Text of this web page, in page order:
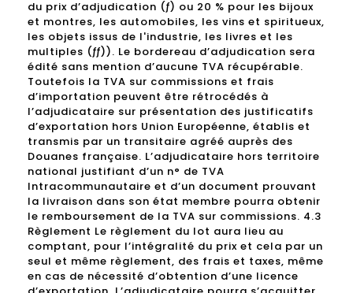
du prix d’adjudication (ƒ) ou 20 % pour les bijoux
et montres, les automobiles, les vins et spiritueux,
les objets issus de l'industrie, les livres et les
multiples (ƒƒ)). Le bordereau d’adjudication sera
édité sans mention d’aucune TVA récupérable.
Toutefois la TVA sur commissions et frais
d’importation peuvent être rétrocédés à
l’adjudicataire sur présentation des justificatifs
d’exportation hors Union Européenne, établis et
transmis par un transitaire agréé auprès des
Douanes française. L’adjudicataire hors territoire
national justifiant d’un n° de TVA
Intracommunautaire et d’un document prouvant
la livraison dans son état membre pourra obtenir
le remboursement de la TVA sur commissions. 4.3
Règlement Le règlement du lot aura lieu au
comptant, pour l’intégralité du prix et cela par un
seul et même règlement, des frais et taxes, même
en cas de nécessité d’obtention d’une licence